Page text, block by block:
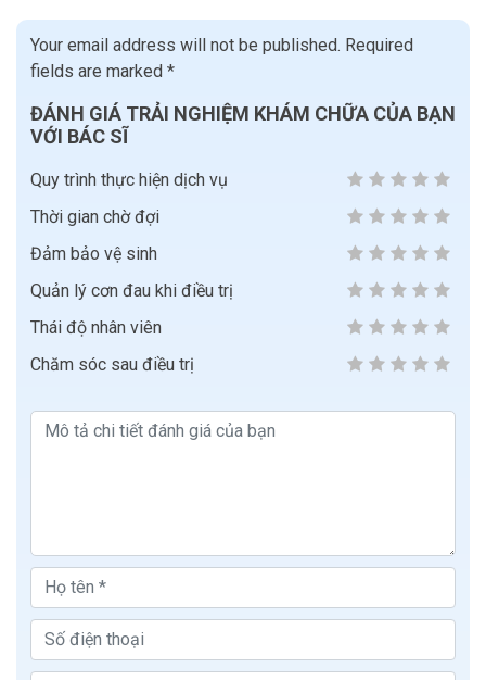
Your email address will not be published. Required
fields are marked *
ĐÁNH GIÁ TRẢI NGHIỆM KHÁM CHỮA CỦA BẠN
VỚI BÁC SĨ
Quy trình thực hiện dịch vụ
Thời gian chờ đợi
Đảm bảo vệ sinh
Quản lý cơn đau khi điều trị
Thái độ nhân viên
Chăm sóc sau điều trị